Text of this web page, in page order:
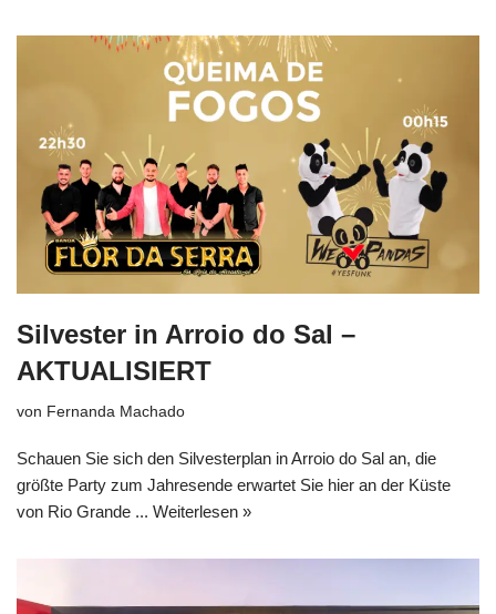
Silvester in Arroio do Sal –
AKTUALISIERT
von Fernanda Machado
Schauen Sie sich den Silvesterplan in Arroio do Sal an, die
größte Party zum Jahresende erwartet Sie hier an der Küste
von Rio Grande ... Weiterlesen »